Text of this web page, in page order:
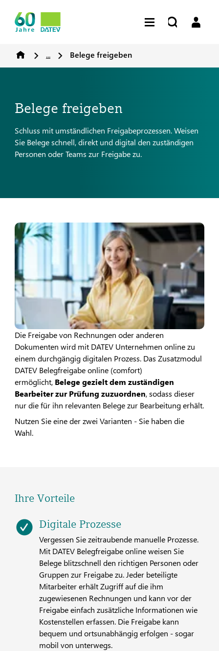
... Belege freigeben
Belege freigeben
Schluss mit umständlichen Freigabeprozessen. Weisen
Sie Belege schnell, direkt und digital den zuständigen
Personen oder Teams zur Freigabe zu.
Die Freigabe von Rechnungen oder anderen
Dokumenten wird mit DATEV Unternehmen online zu
einem durchgängig digitalen Prozess. Das Zusatzmodul
DATEV Belegfreigabe online (comfort)
ermöglicht, Belege gezielt dem zuständigen
Bearbeiter zur Prüfung zuzuordnen, sodass dieser
nur die für ihn relevanten Belege zur Bearbeitung erhält.
Nutzen Sie eine der zwei Varianten - Sie haben die
Wahl.
Ihre Vorteile
Digitale Prozesse
Vergessen Sie zeitraubende manuelle Prozesse.
Mit DATEV Belegfreigabe online weisen Sie
Belege blitzschnell den richtigen Personen oder
Gruppen zur Freigabe zu. Jeder beteiligte
Mitarbeiter erhält Zugriff auf die ihm
zugewiesenen Rechnungen und kann vor der
Freigabe einfach zusätzliche Informationen wie
Kostenstellen erfassen. Die Freigabe kann
bequem und ortsunabhängig erfolgen - sogar
mobil von unterwegs.